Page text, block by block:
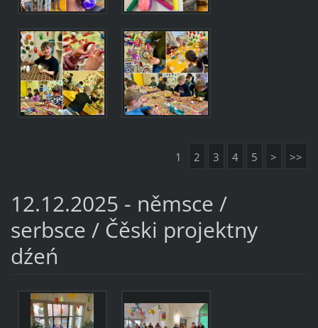
1 2 3 4 5 > >>
12.12.2025 - němsce /
serbsce / Čěski projektny
dźeń